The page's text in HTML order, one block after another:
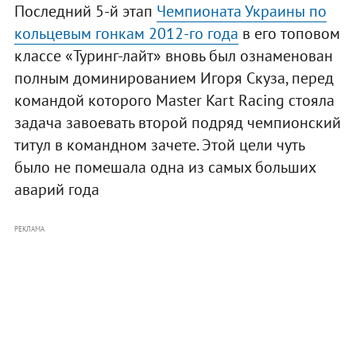
Последний 5-й этап Чемпионата Украины по
кольцевым гонкам 2012-го года в его топовом
классе «Туринг-лайт» вновь был ознаменован
полным доминированием Игоря Скуза, перед
командой которого Master Kart Racing стояла
задача завоевать второй подряд чемпионский
титул в командном зачете. Этой цели чуть
было не помешала одна из самых больших
аварий года
РЕКЛАМА